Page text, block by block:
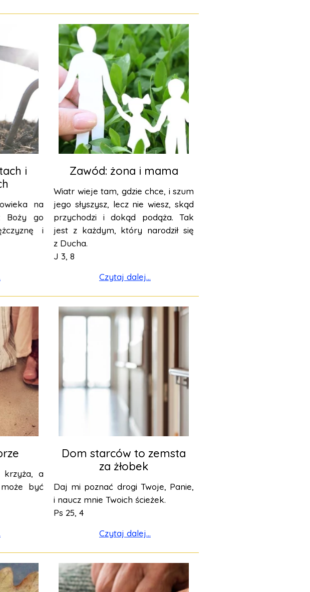
i
na
Boży go
i
Zawód: żona i mama
Wiatr wieje tam, gdzie chce, i szum
jego słyszysz, lecz nie wiesz, skąd
przychodzi i dokąd podąża. Tak
jest z każdym, który narodził się
z Ducha.
J 3, 8
Czytaj dalej...
krzyża, a
być
Dom starców to zemsta
za żłobek
Daj mi poznać drogi Twoje, Panie,
i naucz mnie Twoich ścieżek.
Ps 25, 4
Czytaj dalej...